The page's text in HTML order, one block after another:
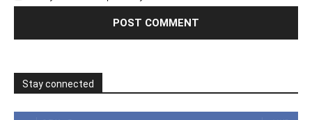
Stay connected